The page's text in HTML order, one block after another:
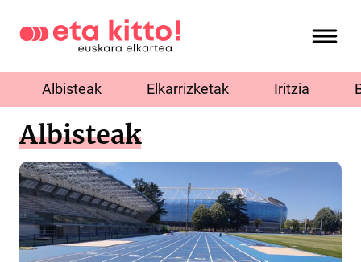
Albisteak Elkarrizketak Iritzia
Albisteak